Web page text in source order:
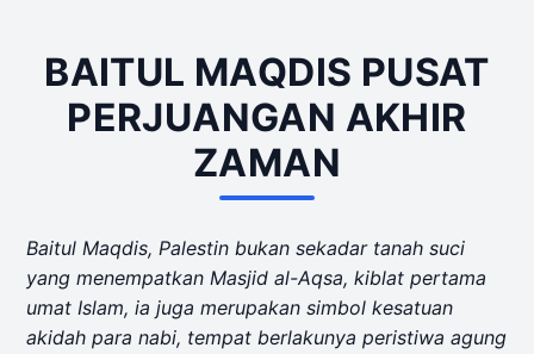
BAITUL MAQDIS PUSAT
PERJUANGAN AKHIR
ZAMAN
Baitul Maqdis, Palestin bukan sekadar tanah suci
yang menempatkan Masjid al-Aqsa, kiblat pertama
umat Islam, ia juga merupakan simbol kesatuan
akidah para nabi, tempat berlakunya peristiwa agung